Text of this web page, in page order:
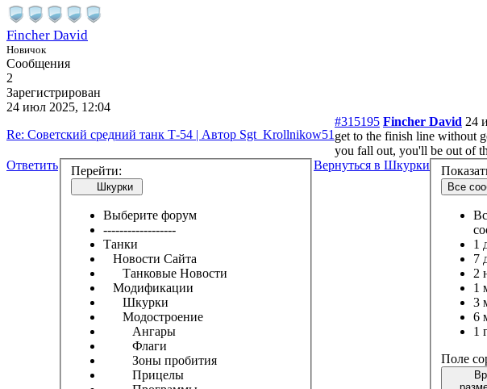
Fincher David
Новичок
Сообщения
2
Зарегистрирован
24 июл 2025, 12:04
Re: Советский средний танк Т-54 | Автор Sgt_Krollnikow51
#315195 Fincher David 24
get to the finish line without
you fall out, you'll be out of
Ответить
Перейти:
Шкурки
Выберите форум
------------------
Танки
Новости Сайта
Танковые Новости
Модификации
Шкурки
Модостроение
Ангары
Флаги
Зоны пробития
Прицелы
Вернуться в Шкурки
Все
1
7
2
1
3
6
1
Поле